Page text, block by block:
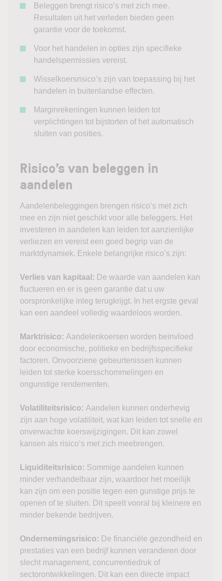
Beleggen brengt risico’s met zich mee.
Resultaten uit het verleden bieden geen
garantie voor de toekomst.
Voor het handelen in opties zijn specifieke
handelspermissies vereist.
Wisselkoersrisico’s zijn van toepassing bij het
handelen in buitenlandse effecten.
Marginrekeningen kunnen leiden tot
verplichtingen tot bijstorten of het automatisch
sluiten van posities.
Risico’s van beleggen in
aandelen
Aandelenbeleggingen brengen risico’s met zich
mee en zijn niet geschikt voor alle beleggers. Het
investeren in aandelen kan leiden tot aanzienlijke
verliezen en vereist een goed begrip van de
marktdynamiek. Enkele belangrijke risico’s zijn:
Verlies van kapitaal: De waarde van aandelen kan
fluctueren en er is geen garantie dat u uw
oorspronkelijke inleg terugkrijgt. In het ergste geval
kan een aandeel volledig waardeloos worden.
Marktrisico: Aandelenkoersen worden beïnvloed
door economische, politieke en bedrijfsspecifieke
factoren. Onvoorziene gebeurtenissen kunnen
leiden tot sterke koersschommelingen en
ongunstige rendementen.
Volatiliteitsrisico: Aandelen kunnen onderhevig
zijn aan hoge volatiliteit, wat kan leiden tot snelle en
onverwachte koerswijzigingen. Dit kan zowel
kansen als risico’s met zich meebrengen.
Liquiditeitsrisico: Sommige aandelen kunnen
minder verhandelbaar zijn, waardoor het moeilijk
kan zijn om een positie tegen een gunstige prijs te
openen of te sluiten. Dit speelt vooral bij kleinere en
minder bekende bedrijven.
Ondernemingsrisico: De financiële gezondheid en
prestaties van een bedrijf kunnen veranderen door
slecht management, concurrentiedruk of
sectorontwikkelingen. Dit kan een directe impact